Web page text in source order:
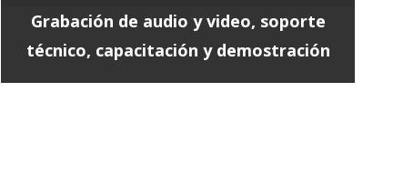
Grabación de audio y video, soporte
técnico, capacitación y demostración